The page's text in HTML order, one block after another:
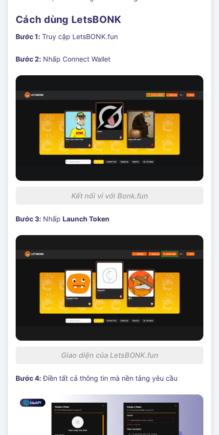
Cách dùng LetsBONK
Bước 1: Truy cập LetsBONK.fun
Bước 2: Nhấp Connect Wallet
Kết nối ví với Bonk.fun
Bước 3: Nhấp Launch Token
Giao diện của LetsBONK.fun
Bước 4:Điền tất cả thông tin mà nền tảng yêu cầu